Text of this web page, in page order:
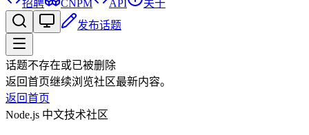
招聘 CNPM API
关于
发布话题
话题不存在或已被删除
返回首页继续浏览社区最新内容。
返回首页
Node.js 中文技术社区